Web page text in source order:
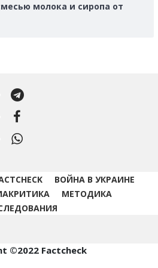
молока и сиропа от
Telegram
Facebook
WhatsApp
ВОЙНА В УКРАИНЕ
МЕТОДИКА
©2022 Factcheck